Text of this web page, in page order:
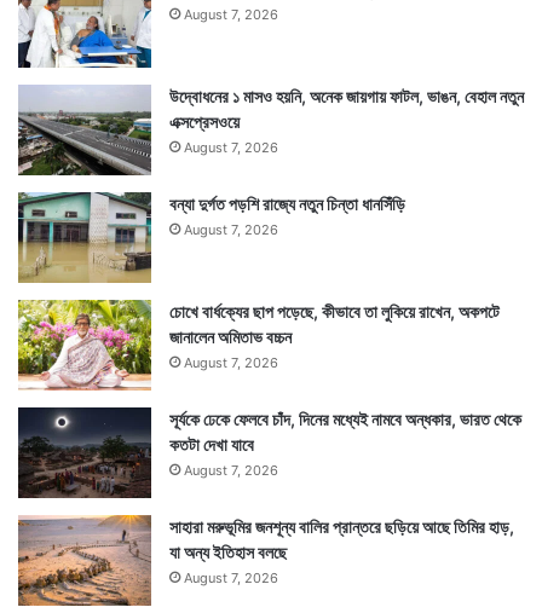
August 7, 2026
উদ্বোধনের ১ মাসও হয়নি, অনেক জায়গায় ফাটল, ভাঙন, বেহাল নতুন
এক্সপ্রেসওয়ে
August 7, 2026
বন্যা দুর্গত পড়শি রাজ্যে নতুন চিন্তা ধানসিঁড়ি
August 7, 2026
চোখে বার্ধক্যের ছাপ পড়েছে, কীভাবে তা লুকিয়ে রাখেন, অকপটে
জানালেন অমিতাভ বচ্চন
August 7, 2026
সূর্যকে ঢেকে ফেলবে চাঁদ, দিনের মধ্যেই নামবে অন্ধকার, ভারত থেকে
কতটা দেখা যাবে
August 7, 2026
সাহারা মরুভূমির জনশূন্য বালির প্রান্তরে ছড়িয়ে আছে তিমির হাড়,
যা অন্য ইতিহাস বলছে
August 7, 2026